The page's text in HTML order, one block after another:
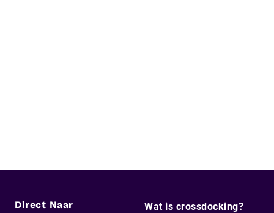
Direct Naar
Wat is crossdocking?